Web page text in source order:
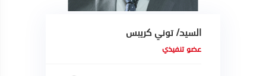
السيد/ توني كريبس
عضو تنفيذي